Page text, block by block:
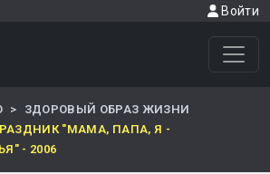
Войти
ЗДОРОВЫЙ ОБРАЗ ЖИЗНИ
"МАМА, ПАПА, Я -
- 2006